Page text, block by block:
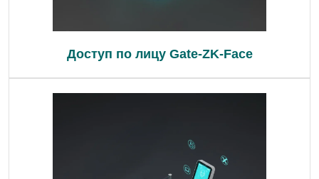
Доступ по лицу Gate-ZK-Face